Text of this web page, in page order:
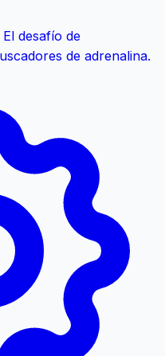
desafío de
de adrenalina.